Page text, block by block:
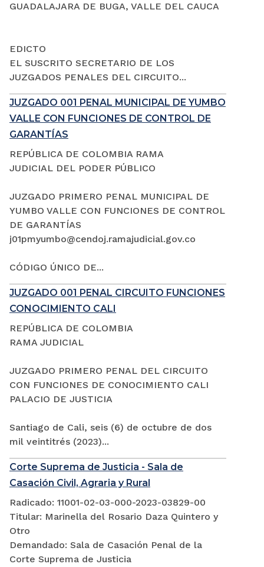
GUADALAJARA DE BUGA, VALLE DEL CAUCA
EDICTO
EL SUSCRITO SECRETARIO DE LOS
JUZGADOS PENALES DEL CIRCUITO...
JUZGADO 001 PENAL MUNICIPAL DE YUMBO
VALLE CON FUNCIONES DE CONTROL DE
GARANTÍAS
REPÚBLICA DE COLOMBIA RAMA
JUDICIAL DEL PODER PÚBLICO
JUZGADO PRIMERO PENAL MUNICIPAL DE
YUMBO VALLE CON FUNCIONES DE CONTROL
DE GARANTÍAS
j01pmyumbo@cendoj.ramajudicial.gov.co
CÓDIGO ÚNICO DE...
JUZGADO 001 PENAL CIRCUITO FUNCIONES
CONOCIMIENTO CALI
REPÚBLICA DE COLOMBIA
RAMA JUDICIAL
JUZGADO PRIMERO PENAL DEL CIRCUITO
CON FUNCIONES DE CONOCIMIENTO CALI
PALACIO DE JUSTICIA
Santiago de Cali, seis (6) de octubre de dos
mil veintitrés (2023)...
Corte Suprema de Justicia - Sala de
Casación Civil, Agraria y Rural
Radicado: 11001-02-03-000-2023-03829-00
Titular: Marinella del Rosario Daza Quintero y
Otro
Demandado: Sala de Casación Penal de la
Corte Suprema de Justicia